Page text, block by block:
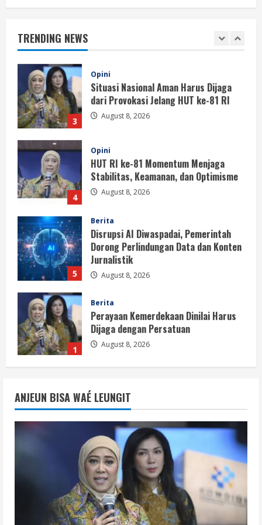
TRENDING NEWS
2
Situasi Nasional Aman, Publik Diminta
3
Opini
Situasi Nasional Aman Harus Dijaga
dari Provokasi Jelang HUT ke-81 RI
August 8, 2026
4
Opini
HUT RI ke-81 Momentum Menjaga
Stabilitas, Keamanan, dan Optimisme
August 8, 2026
5
Berita
Disrupsi AI Diwaspadai, Pemerintah
Dorong Perlindungan Data dan Konten
Jurnalistik
August 8, 2026
1
Berita
Perayaan Kemerdekaan Dinilai Harus
Dijaga dengan Persatuan
August 8, 2026
2
Situasi Nasional Aman, Publik Diminta
Waspadai Provokasi Jelang HUT RI
August 8, 2026
3
Opini
Situasi Nasional Aman Harus Dijaga
dari Provokasi Jelang HUT ke-81 RI
August 8, 2026
ANJEUN BISA WAÉ LEUNGIT